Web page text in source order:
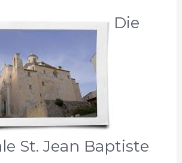
Die
St. Jean Baptiste